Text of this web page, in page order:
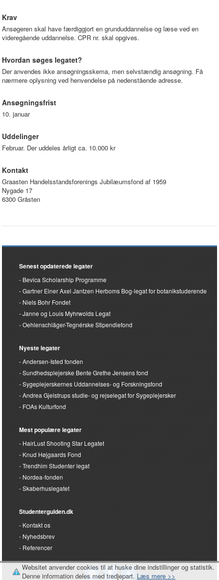
Krav
Ansøgeren skal have færdiggjort en grunduddannelse og læse ved en
videregående uddannelse. CPR nr. skal opgives.
Hvordan søges legatet?
Der anvendes ikke ansøgningsskema, men selvstændig ansøgning. Få
nærmere oplysning ved henvendelse på nedenstående adresse.
Ansøgningsfrist
10. januar
Uddelinger
Februar. Der uddeles årligt ca. 10.000 kr
Kontakt
Graasten Handelsstandsforenings Jubilæumsfond af 1959
Nygade 17
6300 Gråsten
Senest opdaterede legater
Bevica Scholarship Programme
Gartner Einer Axel Jantzen Herboms Bog-legat for botanikstuderende
Niels Bohr Fondet
Janne og Louis Myhrwolds Legat
Oehlenschläger-Tegnérske Stipendiefond
Nyeste legater
Andersen-Isted fonden
Sundhedsplejerske Bente Grethe Jensens fond
Sygeplejerskernes Uddannelses- og Forskningsfond
Andrea Gjelstrups studie- og rejselegat for Sygeplejersker
FOAs Kulturfond
Mest populære legater
HairLust Shooting Star Legatet
Knud Højgaards Fond
Trendhim Studenter legat
Nordea-fonden
Skaberhuslegatet
Studenterguiden.dk
Kontakt os
Nyhedsbrev
Referencer
Websitet anvender cookies til at huske dine indstillinger og statistik.
Denne information deles med tredjepart. Læs mere >>